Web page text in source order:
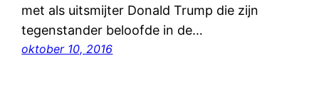
met als uitsmijter Donald Trump die zijn
tegenstander beloofde in de…
oktober 10, 2016